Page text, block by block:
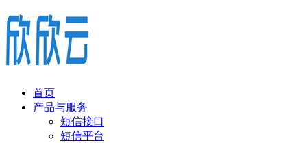
首页
产品与服务
短信接口
短信平台